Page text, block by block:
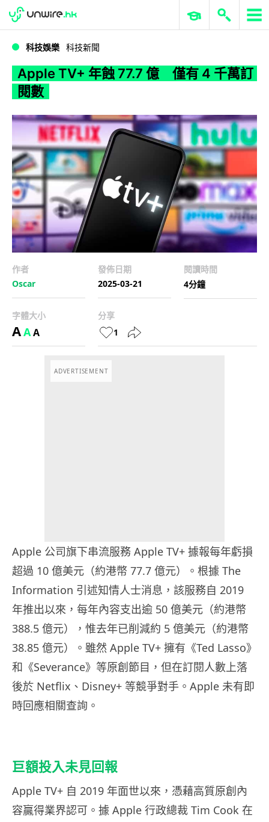
Apple TV+ 年蝕 77.7 億 僅有 4 千萬訂閱數
WWDC 2026 ERP 與商業 AI
科技娛樂 科技新聞
Apple TV+ 年蝕 77.7 億 僅有 4 千萬訂
閱數
作者
Oscar
發佈日期
2025-03-21
閱讀時間
4分鐘
字體大小
AAA
分享
1
ADVERTISEMENT
Apple 公司旗下串流服務 Apple TV+ 據報每年虧損
超過 10 億美元（約港幣 77.7 億元）。根據 The
Information 引述知情人士消息，該服務自 2019
年推出以來，每年內容支出逾 50 億美元（約港幣
388.5 億元），惟去年已削減約 5 億美元（約港幣
38.85 億元）。雖然 Apple TV+ 擁有《Ted Lasso》
和《Severance》等原創節目，但在訂閱人數上落
後於 Netflix、Disney+ 等競爭對手。Apple 未有即
時回應相關查詢。
巨額投入未見回報
Apple TV+ 自 2019 年面世以來，憑藉高質原創內
容贏得業界認可。據 Apple 行政總裁 Tim Cook 在